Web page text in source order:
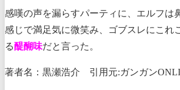
感嘆の声を漏らすパーティに、エルフは
感じで満足気に微笑み、ゴブスレにこれ
る醍醐味だと言った。
著者名：黒瀬浩介 引用元:ガンガン